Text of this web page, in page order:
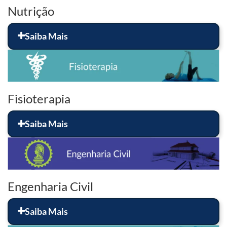
Nutrição
Saiba Mais
Fisioterapia
Saiba Mais
Engenharia Civil
Saiba Mais